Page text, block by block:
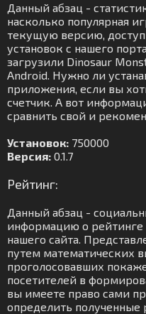
Данный абзац -
насколько популярная
текущую версию,
установок с нашего
загрузили Dinosaur
Android. Нужно ли
приложения, если вы
счетчик. А вот
сравнить свой и
Установок: 750000
Версия: 0.1.7
Рейтинг:
Данный абзац -
информацию о рейтинге
нашего сайта.
путем математических
проголосовавших
посетителей в
вы имеете право сами
определить полученные